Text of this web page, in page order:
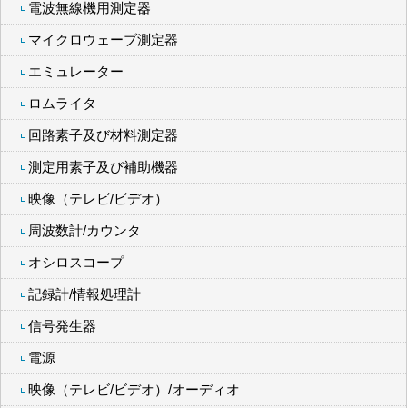
電波無線機用測定器
マイクロウェーブ測定器
エミュレーター
ロムライタ
回路素子及び材料測定器
測定用素子及び補助機器
映像（テレビ/ビデオ）
周波数計/カウンタ
オシロスコープ
記録計/情報処理計
信号発生器
電源
映像（テレビ/ビデオ）/オーディオ